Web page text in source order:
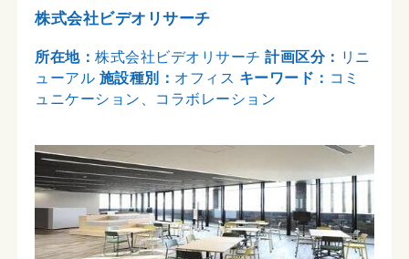
株式会社ビデオリサーチ
所在地：株式会社ビデオリサーチ計画区分： リニ
ューアル 施設種別： オフィス キーワード： コミ
ュニケーション、コラボレーション